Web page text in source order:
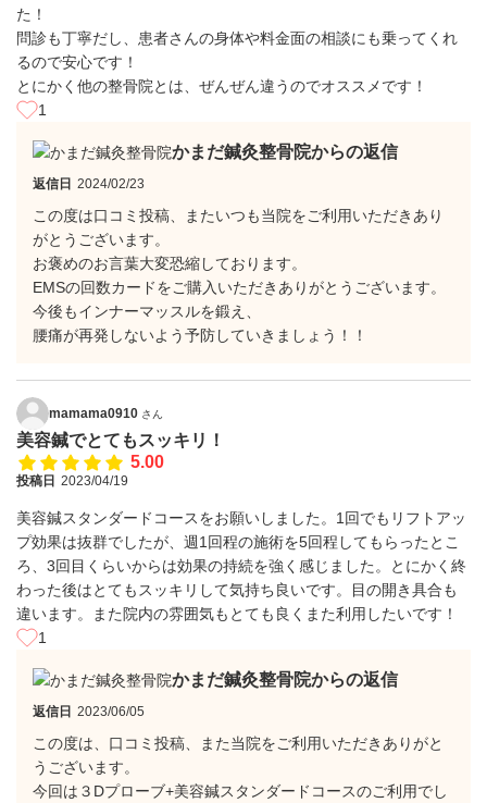
た！
問診も丁寧だし、患者さんの身体や料金面の相談にも乗ってくれ
るので安心です！
とにかく他の整骨院とは、ぜんぜん違うのでオススメです！
1
かまだ鍼灸整骨院からの返信
返信日 2024/02/23
この度は口コミ投稿、またいつも当院をご利用いただきあり
がとうございます。
お褒めのお言葉大変恐縮しております。
EMSの回数カードをご購入いただきありがとうございます。
今後もインナーマッスルを鍛え、
腰痛が再発しないよう予防していきましょう！！
mamama0910 さん
美容鍼でとてもスッキリ！
5.00
投稿日 2023/04/19
美容鍼スタンダードコースをお願いしました。1回でもリフトアッ
プ効果は抜群でしたが、週1回程の施術を5回程してもらったとこ
ろ、3回目くらいからは効果の持続を強く感じました。とにかく終
わった後はとてもスッキリして気持ち良いです。目の開き具合も
違います。また院内の雰囲気もとても良くまた利用したいです！
1
かまだ鍼灸整骨院からの返信
返信日 2023/06/05
この度は、口コミ投稿、また当院をご利用いただきありがと
うございます。
今回は３Dプローブ+美容鍼スタンダードコースのご利用でし